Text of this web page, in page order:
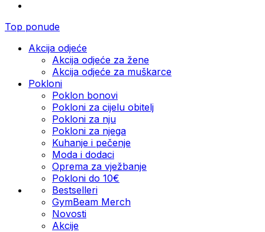
Top ponude
Akcija odjeće
Akcija odjeće za žene
Akcija odjeće za muškarce
Pokloni
Poklon bonovi
Pokloni za cijelu obitelj
Pokloni za nju
Pokloni za njega
Kuhanje i pečenje
Moda i dodaci
Oprema za vježbanje
Pokloni do 10€
Bestselleri
GymBeam Merch
Novosti
Akcije